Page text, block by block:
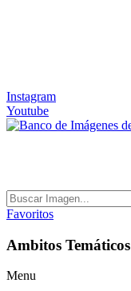
Instagram
Youtube
Favoritos
Ambitos Temáticos
Menu